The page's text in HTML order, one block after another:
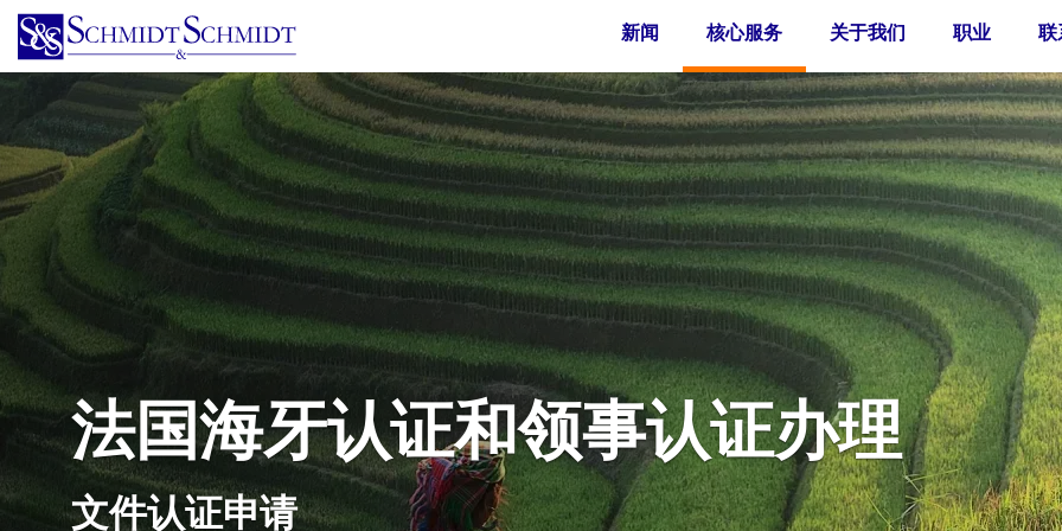
跳
到
内
容
新闻 核心服务 关于我们 职业 联
法国海牙认证和领事认证办理
文件认证申请